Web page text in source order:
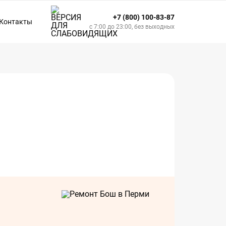
Контакты
+7 (800) 100-83-87
с 7:00 до 23:00, без выходных